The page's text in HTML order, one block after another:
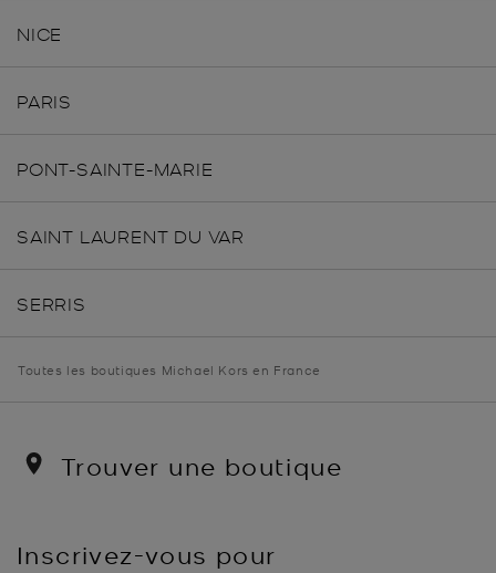
NICE
PARIS
PONT-SAINTE-MARIE
SAINT LAURENT DU VAR
SERRIS
Toutes les boutiques Michael Kors en France
Trouver une boutique
Inscrivez-vous pour